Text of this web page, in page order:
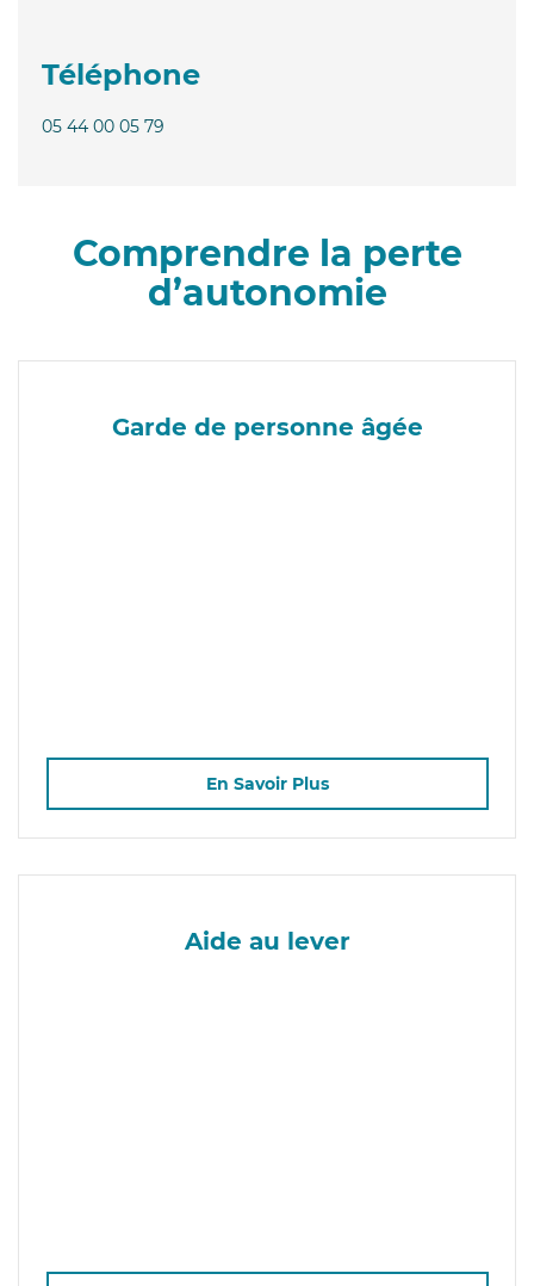
Téléphone
05 44 00 05 79
Comprendre la perte
d’autonomie
Garde de personne âgée
En Savoir Plus
Aide au lever